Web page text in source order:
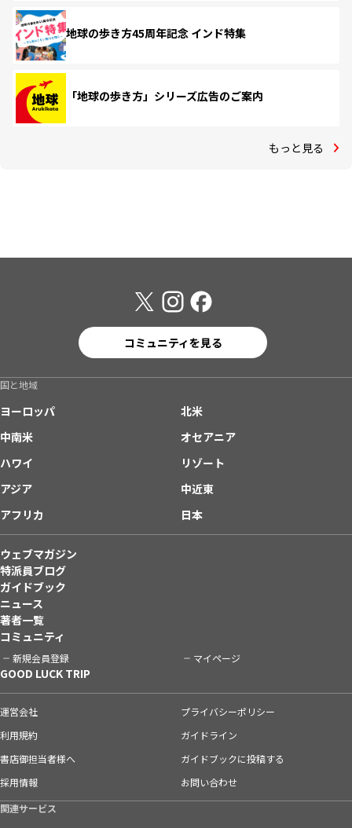
地球の歩き方45周年記念 インド特集
「地球の歩き方」シリーズ広告のご案内
もっと見る
コミュニティを見る
国と地域
ヨーロッパ
北米
中南米
オセアニア
ハワイ
リゾート
アジア
中近東
アフリカ
日本
ウェブマガジン
特派員ブログ
ガイドブック
ニュース
著者一覧
コミュニティ
新規会員登録 マイページ
GOOD LUCK TRIP
運営会社
プライバシーポリシー
利用規約
ガイドライン
書店御担当者様へ
ガイドブックに投稿する
採用情報
お問い合わせ
関連サービス